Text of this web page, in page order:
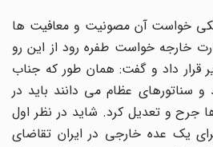
خواست آن مصونیت و معافیت ها
خارجه خواست طفره رود از این رو
قرار داد و گفت: همان طور که جناب
عظام می دانند باید در
و تعدیل کرد. شاید در نظر اول
یک عده خارجی در ایران تقاضای